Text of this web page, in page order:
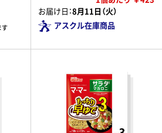
す
お届け日：8月11日（火）
アスクル在庫商品